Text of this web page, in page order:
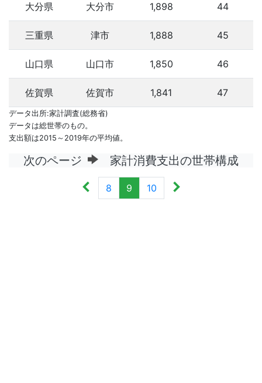
大分県 大分市 1,898 44
三重県 津市 1,888 45
山口県 山口市 1,850 46
佐賀県 佐賀市 1,841 47
データ出所:家計調査(総務省)
データは総世帯のもの。
支出額は2015～2019年の平均値。
次のページ 家計消費支出の世帯構成
8 9 10